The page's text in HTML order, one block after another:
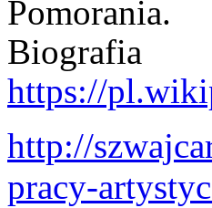
Pomorania.
https://
http://
pracy-